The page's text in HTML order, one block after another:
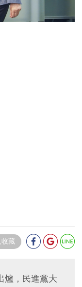
藏
爐，民進黨大